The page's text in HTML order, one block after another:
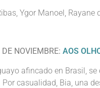
Ygor Manoel,
NOVIEMBRE: AOS
afincado en Brasil,
casualidad, Bia, una